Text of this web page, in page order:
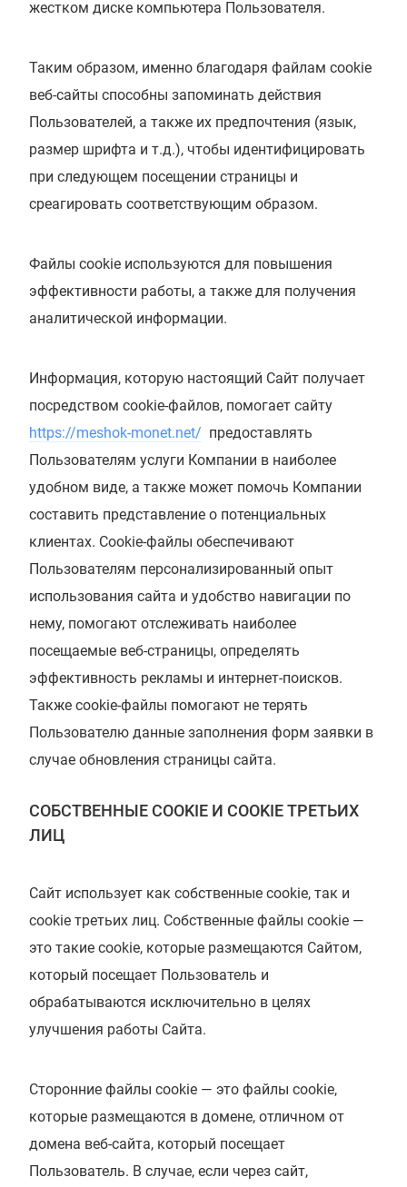
жестком диске компьютера Пользователя.
Таким образом, именно благодаря файлам cookie
веб-сайты способны запоминать действия
Пользователей, а также их предпочтения (язык,
размер шрифта и т.д.), чтобы идентифицировать
при следующем посещении страницы и
среагировать соответствующим образом.
Файлы cookie используются для повышения
эффективности работы, а также для получения
аналитической информации.
Информация, которую настоящий Сайт получает
посредством cookie-файлов, помогает сайту
https://meshok-monet.net/ предоставлять
Пользователям услуги Компании в наиболее
удобном виде, а также может помочь Компании
составить представление о потенциальных
клиентах. Cookie-файлы обеспечивают
Пользователям персонализированный опыт
использования сайта и удобство навигации по
нему, помогают отслеживать наиболее
посещаемые веб-страницы, определять
эффективность рекламы и интернет-поисков.
Также cookie-файлы помогают не терять
Пользователю данные заполнения форм заявки в
случае обновления страницы сайта.
СОБСТВЕННЫЕ COOKIE И COOKIE ТРЕТЬИХ
ЛИЦ
Сайт использует как собственные cookie, так и
cookie третьих лиц. Собственные файлы cookie —
это такие cookie, которые размещаются Cайтом,
который посещает Пользователь и
обрабатываются исключительно в целях
улучшения работы Сайта.
Сторонние файлы cookie — это файлы cookie,
которые размещаются в домене, отличном от
домена веб-сайта, который посещает
Пользователь. В случае, если через сайт,